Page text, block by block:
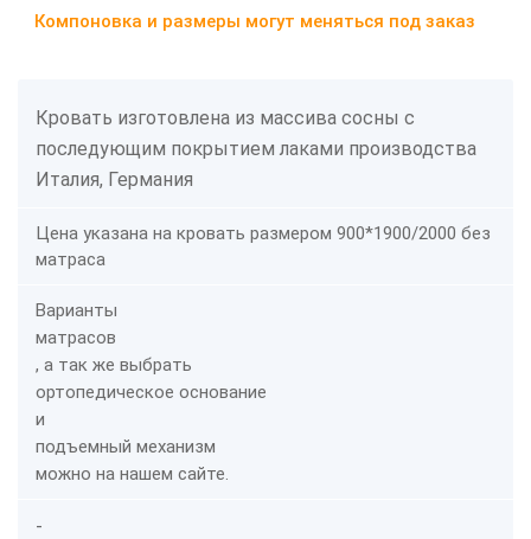
Компоновка и размеры могут меняться под заказ
Кровать изготовлена из массива сосны с
последующим покрытием лаками производства
Италия, Германия
Цена указана на кровать размером 900*1900/2000 без
матраса
Варианты
матрасов
, а так же выбрать
ортопедическое основание
и
подъемный механизм
можно на нашем сайте.
-